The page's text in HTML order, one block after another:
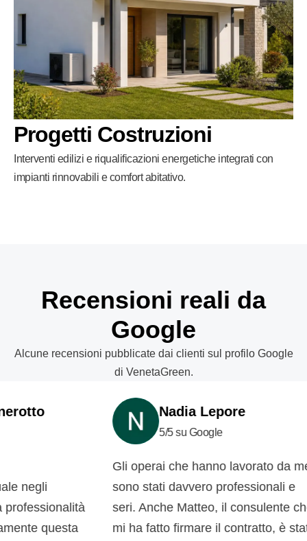
Progetti Costruzioni
Interventi edilizi e riqualificazioni energetiche integrati con
impianti rinnovabili e comfort abitativo.
Recensioni reali da
Google
Alcune recensioni pubblicate dai clienti sul profilo Google
di VenetaGreen.
negli
questa
Nadia Lepore
5/5 su Google
Gli operai che hanno lavorato da me,
sono stati davvero professionali e
seri. Anche Matteo, il consulente che
mi ha fatto firmare il contratto, è stato